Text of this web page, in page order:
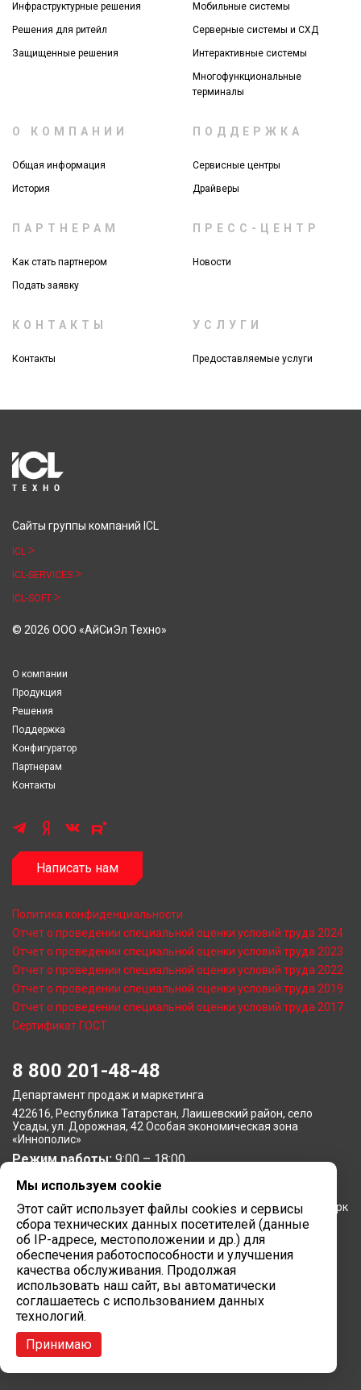
Инфраструктурные решения
Решения для ритейл
Защищенные решения
Мобильные системы
Серверные системы и СХД
Интерактивные системы
Многофункциональные
терминалы
О КОМПАНИИ
Общая информация
История
ПОДДЕРЖКА
Сервисные центры
Драйверы
ПАРТНЕРАМ
Как стать партнером
Подать заявку
ПРЕСС-ЦЕНТР
Новости
КОНТАКТЫ
Контакты
УСЛУГИ
Предоставляемые услуги
Сайты группы компаний ICL
ICL
ICL-SERVICES
ICL-SOFT
© 2026 ООО «АйСиЭл Техно»
О компании
Продукция
Решения
Поддержка
Конфигуратор
Партнерам
Контакты
Написать нам
Политика конфиденциальности
Отчет о проведении специальной оценки условий труда 2024
Отчет о проведении специальной оценки условий труда 2023
Отчет о проведении специальной оценки условий труда 2022
Отчет о проведении специальной оценки условий труда 2019
Отчет о проведении специальной оценки условий труда 2017
Сертификат ГОСТ
8 800 201-48-48
Департамент продаж и маркетинга
422616, Республика Татарстан, Лаишевский район, село
Усады, ул. Дорожная, 42 Особая экономическая зона
«Иннополис»
Режим работы:9:00 – 18:00
Московское представительство
105064, г. Москва, Нижний Сусальный переулок, 5, бизнес-парк
«Арма»
Режим работы:9:00 – 18:00
Завод вычислительной техники
422624, Республика Татарстан, мр-н Лаишевский, с/п
Столбищенское, ул.Советская, зд.278
Режим работы:
Сайт разработан в
Мы используем cookie
Этот сайт использует файлы cookies и сервисы
сбора технических данных посетителей (данные
об IP-адресе, местоположении и др.) для
обеспечения работоспособности и улучшения
качества обслуживания. Продолжая
использовать наш сайт, вы автоматически
соглашаетесь с использованием данных
технологий.
Принимаю